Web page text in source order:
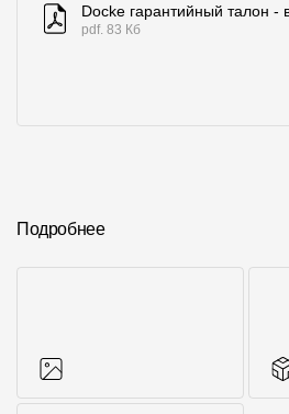
Docke гарантийный талон -
pdf. 83 Кб
Подробнее